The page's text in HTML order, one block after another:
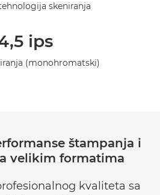
skeniranja
ips
(monohromatski)
štampanja i
velikim formatima
kvaliteta sa